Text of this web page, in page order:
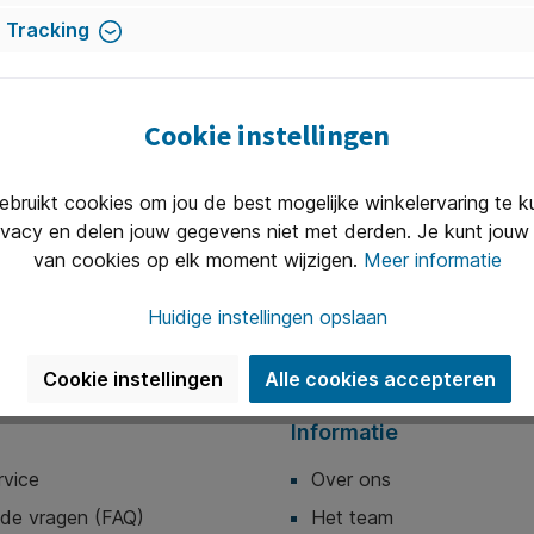
nieuws.
mailadres*
beschermd door reCAPTCHA en de GooglePrivacybeleiden
zijn van toepassing.
algemene voorwaardenheeft geaccepteerd.
vragen (FAQ)
Informatie
Over ons
Het team
Tracking
Cookie instellingen
cookies om jou de best mogelijke winkelervaring te
en delen jouw gegevens niet met derden. Je kunt
van cookies op elk moment wijzigen. Meer informatie
Huidige instellingen opslaan
Cookie instellingen Alle cookies accepteren